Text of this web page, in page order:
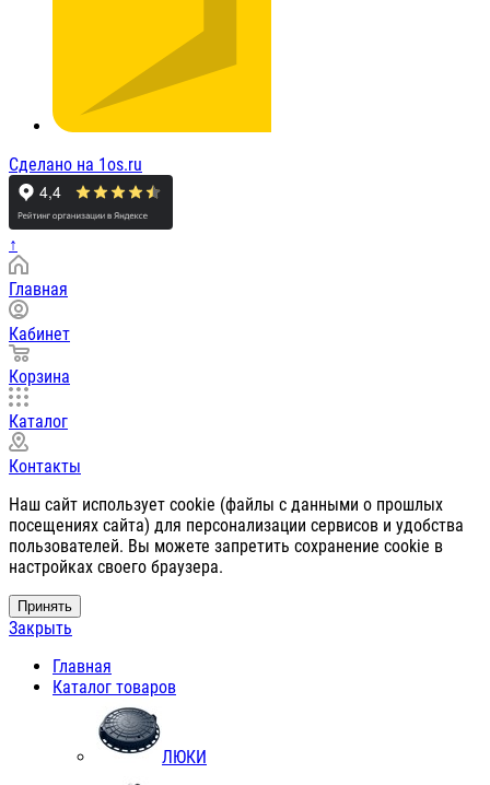
Сделано на 1os.ru
↑
Главная
Кабинет
Корзина
Каталог
Контакты
Наш сайт использует cookie (файлы с данными о прошлых
посещениях сайта) для персонализации сервисов и удобства
пользователей. Вы можете запретить сохранение cookie в
настройках своего браузера.
Принять
Закрыть
Главная
Каталог товаров
ЛЮКИ